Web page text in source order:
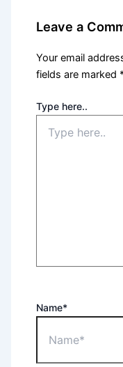
Leave a
Your email
fields are marked
Type here..
Name*